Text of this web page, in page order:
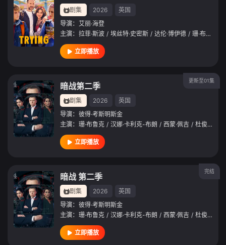
剧集 2026
英国
导演： 艾丽·海登
主演： 拉菲·斯波 / 埃丝特·史密斯 / 达伦·博伊德 / 珊·布鲁克
立即播放
更新至01集
暗战第二季
剧集 2026
英国
导演： 彼得·考斯明斯金
主演： 珊·布鲁克 / 汉娜·卡利克-布朗 / 西蒙·佩吉 / 杜俊纬
立即播放
完结
暗战 第二季
剧集 2026
英国
导演： 彼得·考斯明斯金
主演： 珊·布鲁克 / 汉娜·卡利克-布朗 / 西蒙·佩吉 / 杜俊纬
立即播放